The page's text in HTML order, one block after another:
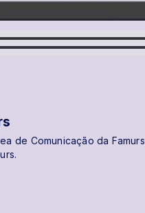
de Comunicação da Famurs